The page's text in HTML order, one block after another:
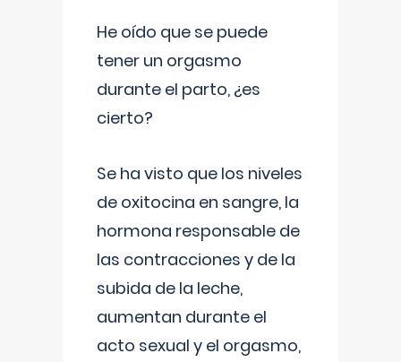
He oído que se puede
tener un orgasmo
durante el parto, ¿es
cierto?
Se ha visto que los niveles
de oxitocina en sangre, la
hormona responsable de
las contracciones y de la
subida de la leche,
aumentan durante el
acto sexual y el orgasmo,